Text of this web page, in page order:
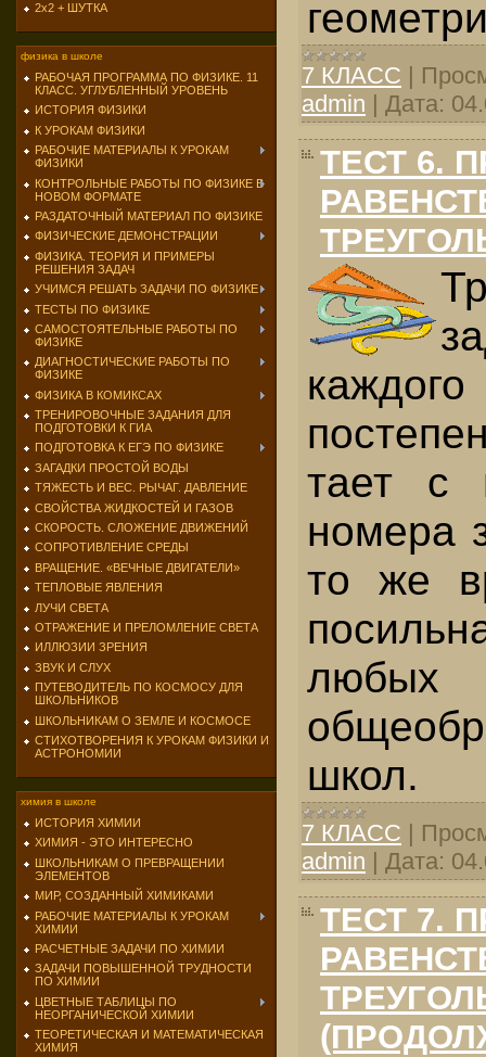
2х2 + ШУТКА
физика в школе
РАБОЧАЯ ПРОГРАММА ПО ФИЗИКЕ. 11
КЛАСС. УГЛУБЛЕННЫЙ УРОВЕНЬ
ИСТОРИЯ ФИЗИКИ
К УРОКАМ ФИЗИКИ
РАБОЧИЕ МАТЕРИАЛЫ К УРОКАМ
ФИЗИКИ
КОНТРОЛЬНЫЕ РАБОТЫ ПО ФИЗИКЕ В
НОВОМ ФОРМАТЕ
РАЗДАТОЧНЫЙ МАТЕРИАЛ ПО ФИЗИКЕ
ФИЗИЧЕСКИЕ ДЕМОНСТРАЦИИ
ФИЗИКА. ТЕОРИЯ И ПРИМЕРЫ
РЕШЕНИЯ ЗАДАЧ
УЧИМСЯ РЕШАТЬ ЗАДАЧИ ПО ФИЗИКЕ
ТЕСТЫ ПО ФИЗИКЕ
САМОСТОЯТЕЛЬНЫЕ РАБОТЫ ПО
ФИЗИКЕ
ДИАГНОСТИЧЕСКИЕ РАБОТЫ ПО
ФИЗИКЕ
ФИЗИКА В КОМИКСАХ
ТРЕНИРОВОЧНЫЕ ЗАДАНИЯ ДЛЯ
ПОДГОТОВКИ К ГИА
ПОДГОТОВКА К ЕГЭ ПО ФИЗИКЕ
ЗАГАДКИ ПРОСТОЙ ВОДЫ
ТЯЖЕСТЬ И ВЕС. РЫЧАГ. ДАВЛЕНИЕ
СВОЙСТВА ЖИДКОСТЕЙ И ГАЗОВ
СКОРОСТЬ. СЛОЖЕНИЕ ДВИЖЕНИЙ
СОПРОТИВЛЕНИЕ СРЕДЫ
ВРАЩЕНИЕ. «ВЕЧНЫЕ ДВИГАТЕЛИ»
ТЕПЛОВЫЕ ЯВЛЕНИЯ
ЛУЧИ СВЕТА
ОТРАЖЕНИЕ И ПРЕЛОМЛЕНИЕ СВЕТА
ИЛЛЮЗИИ ЗРЕНИЯ
ЗВУК И СЛУХ
ПУТЕВОДИТЕЛЬ ПО КОСМОСУ ДЛЯ
ШКОЛЬНИКОВ
ШКОЛЬНИКАМ О ЗЕМЛЕ И КОСМОСЕ
СТИХОТВОРЕНИЯ К УРОКАМ ФИЗИКИ И
АСТРОНОМИИ
химия в школе
ИСТОРИЯ ХИМИИ
ХИМИЯ - ЭТО ИНТЕРЕСНО
ШКОЛЬНИКАМ О ПРЕВРАЩЕНИИ
ЭЛЕМЕНТОВ
МИР, СОЗДАННЫЙ ХИМИКАМИ
РАБОЧИЕ МАТЕРИАЛЫ К УРОКАМ
ХИМИИ
РАСЧЕТНЫЕ ЗАДАЧИ ПО ХИМИИ
ЗАДАЧИ ПОВЫШЕННОЙ ТРУДНОСТИ
ПО ХИМИИ
ЦВЕТНЫЕ ТАБЛИЦЫ ПО
НЕОРГАНИЧЕСКОЙ ХИМИИ
ТЕОРЕТИЧЕСКАЯ И МАТЕМАТИЧЕСКАЯ
ХИМИЯ
7 КЛАСС |
admin | Дата:
ТЕСТ 6.
тает с
номера
то же
любых
школ.
7 КЛАСС |
admin | Дата:
ТЕСТ 7.